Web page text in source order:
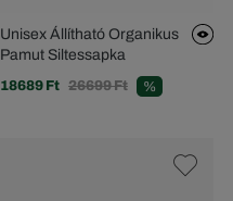
Unisex Állítható Organikus
Pamut Siltessapka
18689 Ft 26699 Ft %